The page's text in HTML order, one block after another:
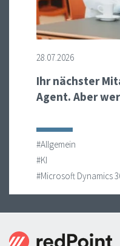
28.07.2026
Ihr nächster
Agent. Aber
#Allgemein
#KI
#Microsoft Dynamics